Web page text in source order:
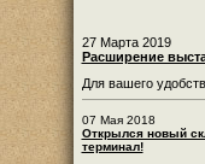
27 Марта 2019
Расширение
Для вашего
07 Мая 2018
Открылся новый
терминал!